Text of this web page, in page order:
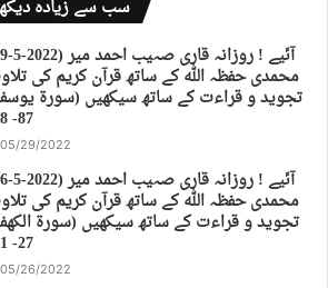
سب سے زیادہ
(29-5-2022) آئیے ! روزانہ قاری
محمدی حفظہ اللہ کے ساتھ قرآن کریم کی
تجوید و قراءت کے ساتھ سیکھیں (سورة
87- 98)
05/29/2022
(26-5-2022) آئیے ! روزانہ قاری
محمدی حفظہ اللہ کے ساتھ قرآن کریم کی
تجوید و قراءت کے ساتھ سیکھیں (سورة
27- 31)
05/26/2022